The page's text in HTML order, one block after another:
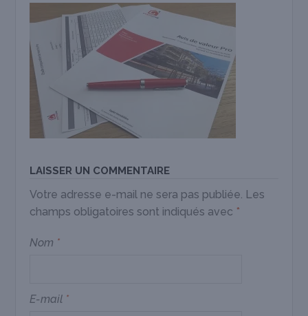
LAISSER UN COMMENTAIRE
Votre adresse e-mail ne sera pas publiée. Les
champs obligatoires sont indiqués avec *
Nom *
E-mail *